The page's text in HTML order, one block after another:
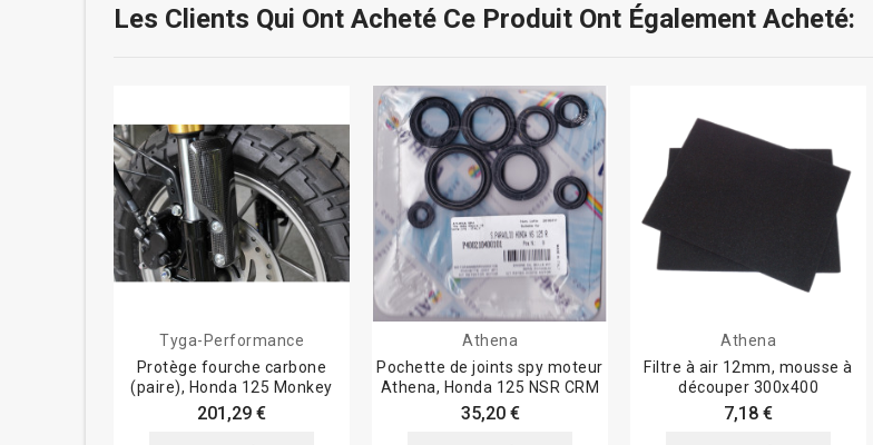
Les Clients Qui Ont Acheté Ce Produit Ont Également Acheté:
Tyga-Performance
Protège fourche carbone
(paire), Honda 125 Monkey
201,29 €
Athena
Pochette de joints spy moteur
Athena, Honda 125 NSR CRM
35,20 €
Athena
Filtre à air 12mm, mousse à
découper 300x400
7,18 €